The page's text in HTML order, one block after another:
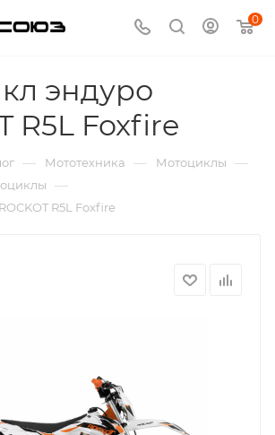
0
эндуро
R5L Foxfire
— Мототехника — Мотоциклы —
—
R5L Foxfire